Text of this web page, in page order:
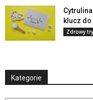
klucz
Zdrowy
Kategorie
Kategorie